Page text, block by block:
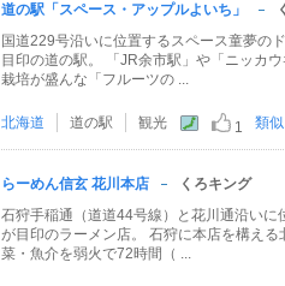
道の駅「スペース・アップルよいち」
国道229号沿いに位置するスペース童夢の
目印の道の駅。 「JR余市駅」や「ニッカ
栽培が盛んな「フルーツの ...
北海道 道の駅 観光 1 類
らーめん信玄 花川本店 くろキング
石狩手稲通（道道44号線）と花川通沿い
が目印のラーメン店。 石狩に本店を構え
菜・魚介を弱火で72時間（ ...